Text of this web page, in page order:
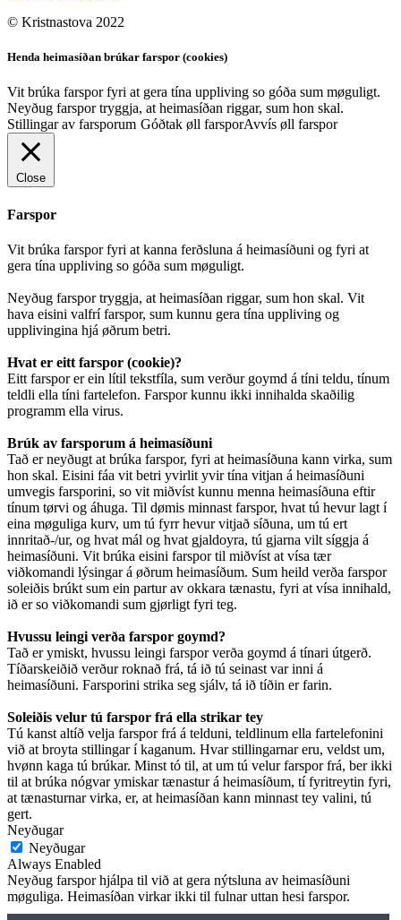
© Kristnastova 2022
Henda heimasíðan brúkar farspor (cookies)
Vit brúka farspor fyri at gera tína uppliving so góða sum møguligt.
Neyðug farspor tryggja, at heimasíðan riggar, sum hon skal.
Stillingar av farsporum Góðtak øll farsporAvvís øll farspor
Close
Farspor
Vit brúka farspor fyri at kanna ferðsluna á heimasíðuni og fyri at
gera tína uppliving so góða sum møguligt.
Neyðug farspor tryggja, at heimasíðan riggar, sum hon skal. Vit
hava eisini valfrí farspor, sum kunnu gera tína uppliving og
upplivingina hjá øðrum betri.
Hvat er eitt farspor (cookie)?
Eitt farspor er ein lítil tekstfíla, sum verður goymd á tíni teldu, tínum
teldli ella tíni fartelefon. Farspor kunnu ikki innihalda skaðilig
programm ella virus.
Brúk av farsporum á heimasíðuni
Tað er neyðugt at brúka farspor, fyri at heimasíðuna kann virka, sum
hon skal. Eisini fáa vit betri yvirlit yvir tína vitjan á heimasíðuni
umvegis farsporini, so vit miðvíst kunnu menna heimasíðuna eftir
tínum tørvi og áhuga. Til dømis minnast farspor, hvat tú hevur lagt í
eina møguliga kurv, um tú fyrr hevur vitjað síðuna, um tú ert
innritað-/ur, og hvat mál og hvat gjaldoyra, tú gjarna vilt síggja á
heimasíðuni. Vit brúka eisini farspor til miðvíst at vísa tær
viðkomandi lýsingar á øðrum heimasíðum. Sum heild verða farspor
soleiðis brúkt sum ein partur av okkara tænastu, fyri at vísa innihald,
ið er so viðkomandi sum gjørligt fyri teg.
Hvussu leingi verða farspor goymd?
Tað er ymiskt, hvussu leingi farspor verða goymd á tínari útgerð.
Tíðarskeiðið verður roknað frá, tá ið tú seinast var inni á
heimasíðuni. Farsporini strika seg sjálv, tá ið tíðin er farin.
Soleiðis velur tú farspor frá ella strikar tey
Tú kanst altíð velja farspor frá á telduni, teldlinum ella fartelefonini
við at broyta stillingar í kaganum. Hvar stillingarnar eru, veldst um,
hvønn kaga tú brúkar. Minst tó til, at um tú velur farspor frá, ber ikki
til at brúka nógvar ymiskar tænastur á heimasíðum, tí fyritreytin fyri,
at tænasturnar virka, er, at heimasíðan kann minnast tey valini, tú
gert.
Neyðugar
Neyðugar
Always Enabled
Neyðug farspor hjálpa til við at gera nýtsluna av heimasíðuni
møguliga. Heimasíðan virkar ikki til fulnar uttan hesi farspor.